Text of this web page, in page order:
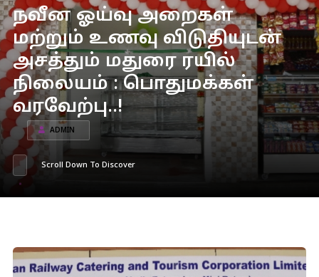
நவீன ஓய்வு அறைகள்
மற்றும் உணவு விடுதியுடன்
அசத்தும் மதுரை ரயில்
நிலையம் : பொதுமக்கள்
வரவேற்பு..!
ADMIN
Scroll Down To Discover